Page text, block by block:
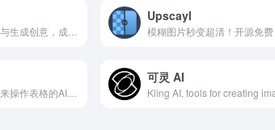
Upscayl
可灵 AI